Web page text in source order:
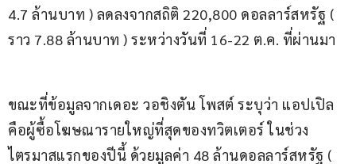
4.7 ล้านบาท ) ลดลงจากสถิติ 220,800 ดอลลาร์สหรัฐ (
ราว 7.88 ล้านบาท ) ระหว่างวันที่ 16-22 ต.ค. ที่ผ่านมา
ขณะที่ข้อมูลจากเดอะ วอชิงตัน โพสต์ ระบุว่า แอปเปิล
คือผู้ซื้อโฆษณารายใหญ่ที่สุดของทวิตเตอร์ ในช่วง
ไตรมาสแรกของปีนี้ ด้วยมูลค่า 48 ล้านดอลลาร์สหรัฐ (